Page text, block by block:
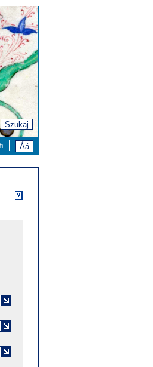
Szukaj